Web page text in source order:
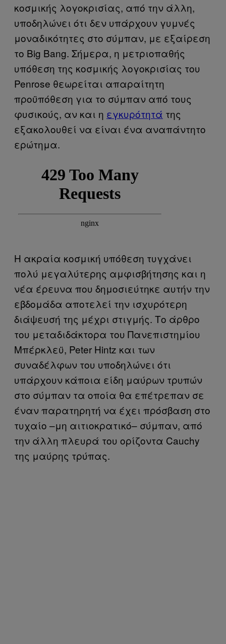
κοσμικής λογοκρισίας, από την άλλη,
υποδηλώνει ότι δεν υπάρχουν γυμνές
μοναδικότητες στο σύμπαν, με εξαίρεση
το Big Bang. Σήμερα, η μετριοπαθής
υπόθεση της κοσμικής λογοκρισίας του
Penrose θεωρείται απαραίτητη
προϋπόθεση για το σύμπαν από τους
φυσικούς, αν και η εγκυρότητά της
εξακολουθεί να είναι ένα αναπάντητο
ερώτημα.
Η ακραία κοσμική υπόθεση τυγχάνει
πολύ μεγαλύτερης αμφισβήτησης και η
νέα έρευνα που δημοσιεύτηκε αυτήν την
εβδομάδα αποτελεί την ισχυρότερη
διάψευσή της μέχρι στιγμής. Το άρθρο
του μεταδιδάκτορα του Πανεπιστημίου
Μπέρκλεϋ, Peter Hintz και των
συναδέλφων του υποδηλώνει ότι
υπάρχουν κάποια είδη μαύρων τρυπών
στο σύμπαν τα οποία θα επέτρεπαν σε
έναν παρατηρητή να έχει πρόσβαση στο
τυχαίο –μη αιτιοκρατικό– σύμπαν, από
την άλλη πλευρά του ορίζοντα Cauchy
της μαύρης τρύπας.